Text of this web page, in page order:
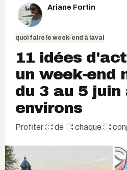
Ariane Fortin
quoi faire le week-end à laval
11 idées
un week-end
du 3 au 5
environs
Profiter 👏 de 👏 chaque 👏